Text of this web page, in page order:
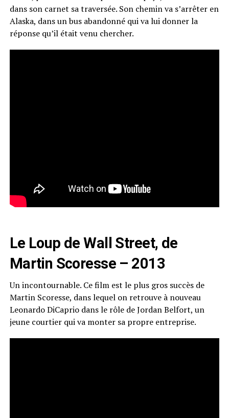
dans son carnet sa traversée. Son chemin va s’arrêter en
Alaska, dans un bus abandonné qui va lui donner la
réponse qu’il était venu chercher.
Le Loup de Wall Street, de
Martin Scoresse – 2013
Un incontournable. Ce film est le plus gros succès de
Martin Scoresse, dans lequel on retrouve à nouveau
Leonardo DiCaprio dans le rôle de Jordan Belfort, un
jeune courtier qui va monter sa propre entreprise.